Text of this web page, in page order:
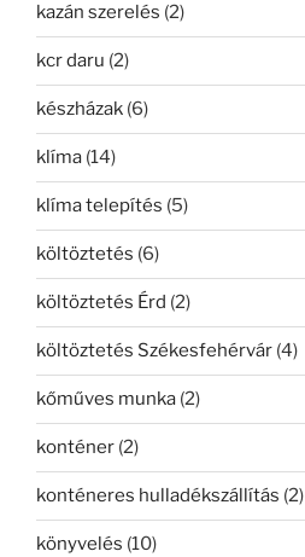
kazán szerelés (2)
kcr daru (2)
készházak (6)
klíma (14)
klíma telepítés (5)
költöztetés (6)
költöztetés Érd (2)
költöztetés Székesfehérvár (4)
kőműves munka (2)
konténer (2)
konténeres hulladékszállítás (2)
könyvelés (10)